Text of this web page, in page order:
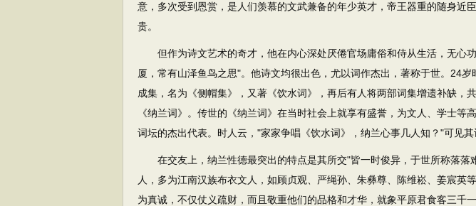
意，多次受到恩赏，是人们羡慕的文武兼备的年少英才，帝王器重的随身近
贵。
但作为诗文艺术的奇才，他在内心深处厌倦官场庸俗和侍从生活，无心
厦，常有山泽鱼鸟之思"。他诗文均很出色，尤以词作杰出，著称于世。24
成集，名为《侧帽集》，又著《饮水词》，再后有人将两部词集增遗补缺，
《纳兰词》。传世的《纳兰词》在当时社会上就享有盛誉，为文人、学士等
词坛的杰出代表。时人云，"家家争唱《饮水词》，纳兰心事几人知？"可见其
在交友上，纳兰性德最突出的特点是其所交"皆一时俊异，于世所称落落
人，多为江南汉族布衣文人，如顾贞观、严绳孙、朱彝尊、陈维崧、姜宸英
为真诚，不仅仗义疏财，而且敬重他们的品格和才华，就象平原君食客三千